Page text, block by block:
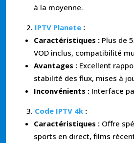
à la moyenne.
IPTV Planete :
Caractéristiques : Plus de
VOD inclus, compatibilité
Avantages : Excellent
stabilité des flux, mises à
Inconvénients : Interface
Code IPTV 4k :
Caractéristiques : Offre
sports en direct, films